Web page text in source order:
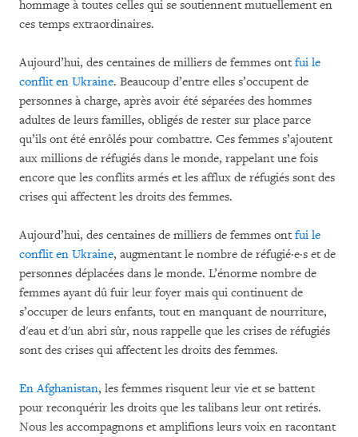
hommage à toutes celles qui se soutiennent mutuellement en
ces temps extraordinaires.
Aujourd’hui, des centaines de milliers de femmes ont fui le
conflit en Ukraine. Beaucoup d’entre elles s’occupent de
personnes à charge, après avoir été séparées des hommes
adultes de leurs familles, obligés de rester sur place parce
qu’ils ont été enrôlés pour combattre. Ces femmes s’ajoutent
aux millions de réfugiés dans le monde, rappelant une fois
encore que les conflits armés et les afflux de réfugiés sont des
crises qui affectent les droits des femmes.
Aujourd’hui, des centaines de milliers de femmes ont fui le
conflit en Ukraine, augmentant le nombre de réfugié·e·s et de
personnes déplacées dans le monde. L’énorme nombre de
femmes ayant dû fuir leur foyer mais qui continuent de
s’occuper de leurs enfants, tout en manquant de nourriture,
d'eau et d'un abri sûr, nous rappelle que les crises de réfugiés
sont des crises qui affectent les droits des femmes.
En Afghanistan, les femmes risquent leur vie et se battent
pour reconquérir les droits que les talibans leur ont retirés.
Nous les accompagnons et amplifions leurs voix en racontant